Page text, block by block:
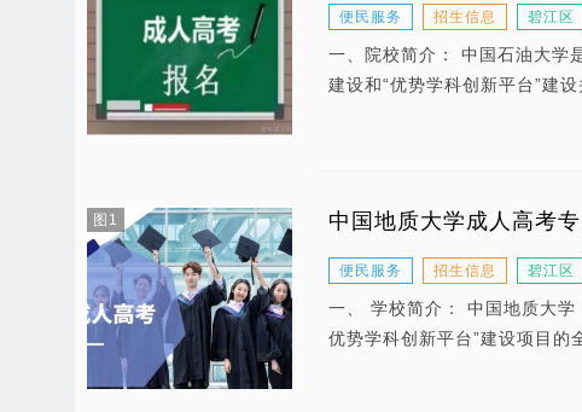
便民服务 招生信息 碧江区
一、院校简介： 中国石油大学
建设和“优势学科创新平台”建
图1 中国地质大学成人高考
便民服务 招生信息 碧江区
一、 学校简介： 中国地质大学
优势学科创新平台”建设项目的